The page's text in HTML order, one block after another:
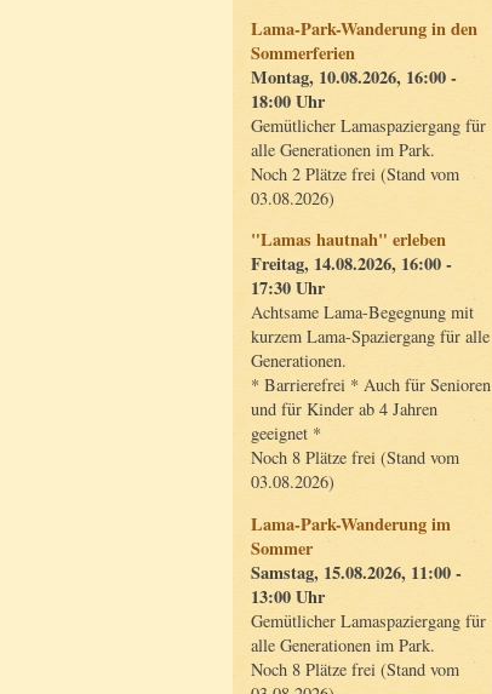
Lama-Park-Wanderung in den
Sommerferien
Montag, 10.08.2026, 16:00 -
18:00 Uhr
Gemütlicher Lamaspaziergang für
alle Generationen im Park.
Noch 2 Plätze frei (Stand vom
03.08.2026)
"Lamas hautnah" erleben
Freitag, 14.08.2026, 16:00 -
17:30 Uhr
Achtsame Lama-Begegnung mit
kurzem Lama-Spaziergang für alle
Generationen.
* Barrierefrei * Auch für Senioren
und für Kinder ab 4 Jahren
geeignet *
Noch 8 Plätze frei (Stand vom
03.08.2026)
Lama-Park-Wanderung im
Sommer
Samstag, 15.08.2026, 11:00 -
13:00 Uhr
Gemütlicher Lamaspaziergang für
alle Generationen im Park.
Noch 8 Plätze frei (Stand vom